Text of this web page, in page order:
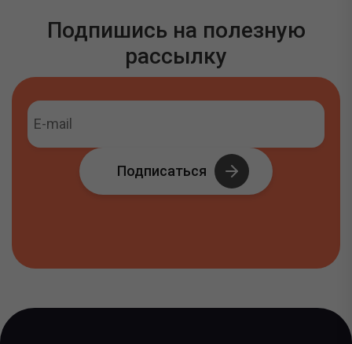
Подпишись на полезную
рассылку
Подписаться